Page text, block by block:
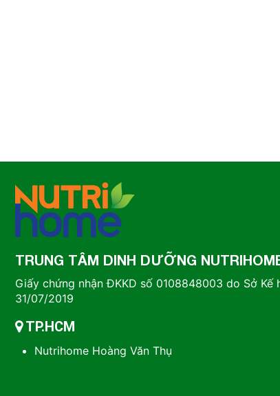
TRUNG TÂM DINH DƯỠNG
Giấy chứng nhận ĐKKD số 0108848003 do Sở
31/07/2019
TP.HCM
Nutrihome Hoàng Văn Thụ